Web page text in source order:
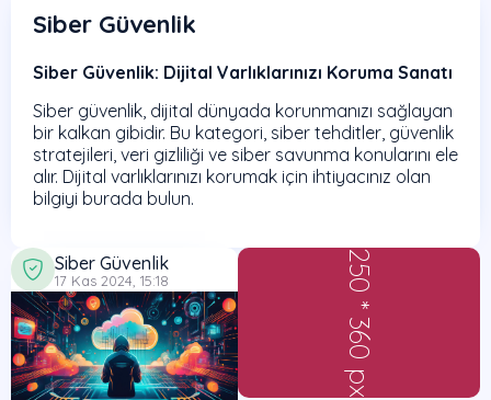
Siber Güvenlik
Siber Güvenlik: Dijital Varlıklarınızı Koruma Sanatı
Siber güvenlik, dijital dünyada korunmanızı sağlayan
bir kalkan gibidir. Bu kategori, siber tehditler, güvenlik
stratejileri, veri gizliliği ve siber savunma konularını ele
alır. Dijital varlıklarınızı korumak için ihtiyacınız olan
bilgiyi burada bulun.
Siber Güvenlik
17 Kas 2024, 15:18 250 * 360 px